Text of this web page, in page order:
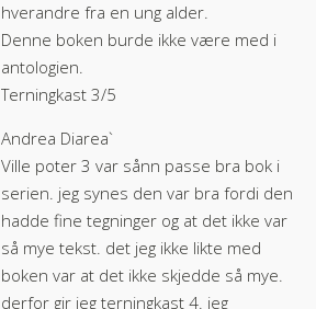
hverandre fra en ung alder.
Denne boken burde ikke være med i
antologien.
Terningkast 3/5
Andrea Diarea`
Ville poter 3 var sånn passe bra bok i
serien. jeg synes den var bra fordi den
hadde fine tegninger og at det ikke var
så mye tekst. det jeg ikke likte med
boken var at det ikke skjedde så mye.
derfor gir jeg terningkast 4. jeg